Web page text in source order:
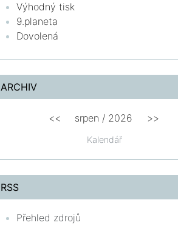
Výhodný tisk
9.planeta
Dovolená
ARCHIV
Kalendář
<< srpen / 2026 >>
RSS
Přehled zdrojů